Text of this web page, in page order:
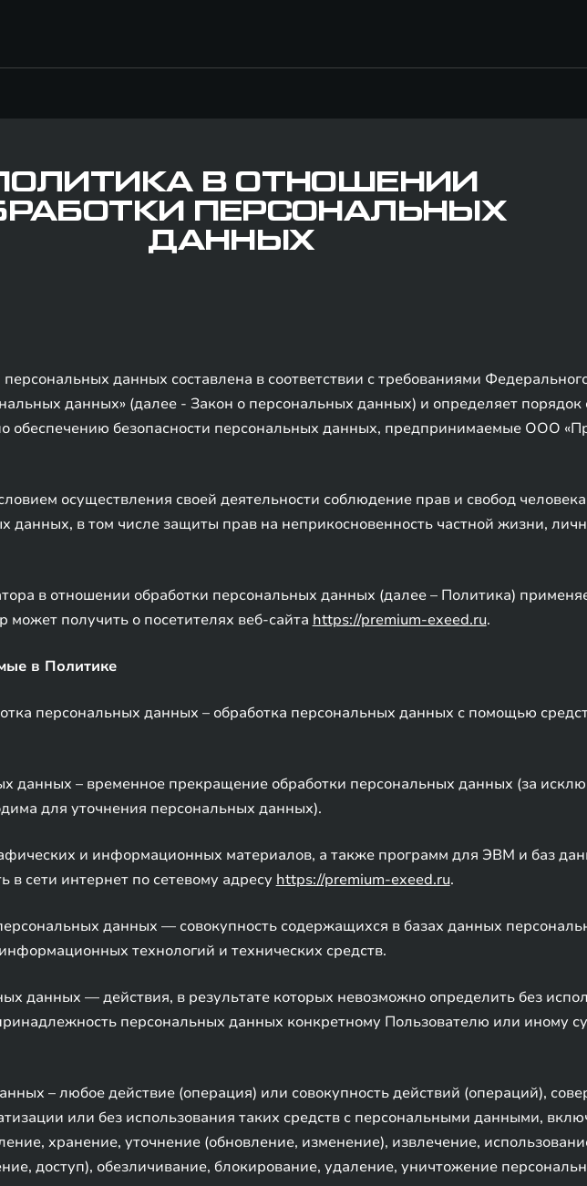
В ОТНОШЕНИИ
ПЕРСОНАЛЬНЫХ
ДАННЫХ
данных составлена в соответствии с требованиями
данных» (далее - Закон о персональных данных) и определяет порядок
обеспечению безопасности персональных данных, предпринимаемые ООО
осуществления своей деятельности соблюдение прав и свобод
данных, в том числе защиты прав на неприкосновенность частной жизни,
в отношении обработки персональных данных (далее – Политика)
получить о посетителях веб-сайта https://premium-exeed.ru.
в Политике
персональных данных – обработка персональных данных с помощью
данных – временное прекращение обработки персональных данных (за
для уточнения персональных данных).
и информационных материалов, а также программ для ЭВМ и баз
в сети интернет по сетевому адресу https://premium-exeed.ru.
данных — совокупность содержащихся в базах данных
технологий и технических средств.
данных — действия, в результате которых невозможно определить без
персональных данных конкретному Пользователю или иному
– любое действие (операция) или совокупность действий (операций),
или без использования таких средств с персональными данными,
хранение, уточнение (обновление, изменение), извлечение,
доступ), обезличивание, блокирование, удаление, уничтожение